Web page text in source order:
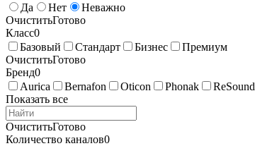
Да
Нет
Неважно
ОчиститьГотово
Класс0
Базовый
Стандарт Бизнес
Премиум
ОчиститьГотово
Бренд0
Aurica
Bernafon Oticon Phonak ReSound
Показать все
ОчиститьГотово
Количество каналов0